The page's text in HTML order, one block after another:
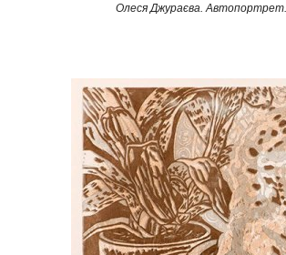
Олеся Джураєва. Автопортрет.